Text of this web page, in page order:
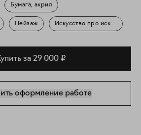
Бумага, акрил
Пейзаж Искусство про искусство
за 29 000 ₽
оформление работе